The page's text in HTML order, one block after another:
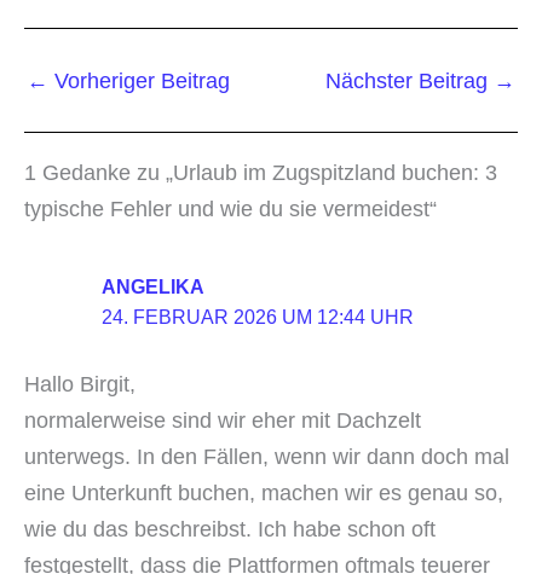
← Vorheriger Beitrag Nächster Beitrag →
1 Gedanke zu „Urlaub im Zugspitzland buchen: 3
typische Fehler und wie du sie vermeidest“
ANGELIKA
24. FEBRUAR 2026 UM 12:44 UHR
Hallo Birgit,
normalerweise sind wir eher mit Dachzelt
unterwegs. In den Fällen, wenn wir dann doch mal
eine Unterkunft buchen, machen wir es genau so,
wie du das beschreibst. Ich habe schon oft
festgestellt, dass die Plattformen oftmals teuerer